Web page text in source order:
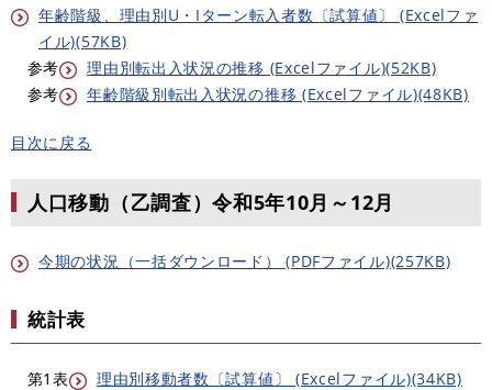
年齢階級、理由別U・Iターン転入者数〔試算値〕 (Excelファ
イル)(57KB)
参考
理由別転出入状況の推移 (Excelファイル)(52KB)
参考
年齢階級別転出入状況の推移 (Excelファイル)(48KB)
目次に戻る
人口移動（乙調査）令和5年10月～12月
今期の状況（一括ダウンロード） (PDFファイル)(257KB)
統計表
第1表
理由別移動者数〔試算値〕 (Excelファイル)(34KB)